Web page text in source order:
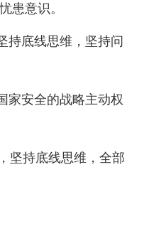
患意识。
持底线思维，坚持问
家安全的战略主动权
坚持底线思维，全部